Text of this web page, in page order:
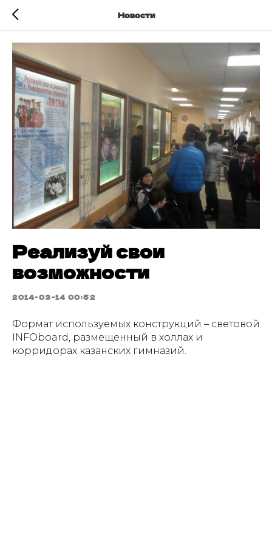
Новости
Реализуй свои
возможности
2014-03-14 00:52
Формат используемых конструкций – световой
INFOboard, размещенный в холлах и
корридорах казанских гимназий.